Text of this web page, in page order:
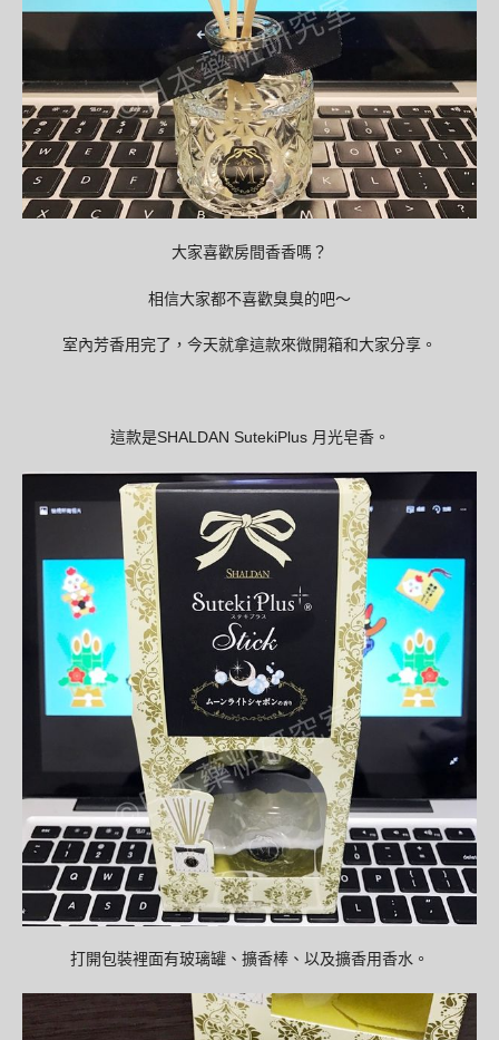
大家喜歡房間香香嗎？
相信大家都不喜歡臭臭的吧～
室內芳香用完了，今天就拿這款來微開箱和大家分享。
這款是SHALDAN SutekiPlus 月光皂香。
打開包裝裡面有玻璃罐、擴香棒、以及擴香用香水。